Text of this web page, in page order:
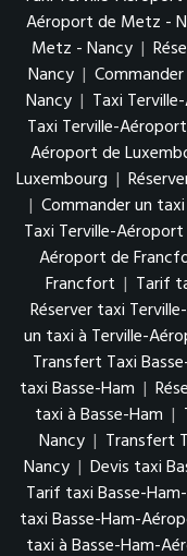
Aéroport de Metz -
Metz - Nancy |
Nancy |
Nancy | Taxi
Taxi Terville-
Aéroport de
Luxembourg |
| Commander un
Taxi Terville-
Aéroport de
Francfort | Tarif
Réserver taxi
un taxi à Terville-
Transfert Taxi
taxi Basse-Ham |
taxi à Basse-Ham |
Nancy | Transfert
Nancy | Devis taxi
Tarif taxi Basse-
taxi Basse-Ham-
taxi à Basse-Ham-